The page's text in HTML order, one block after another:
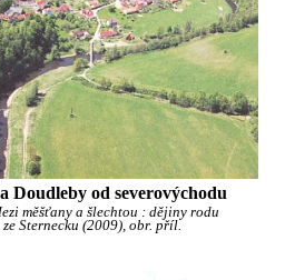
Doudleby od severovýchodu
měšťany a šlechtou : dějiny rodu
Sternecku (2009), obr. příl.